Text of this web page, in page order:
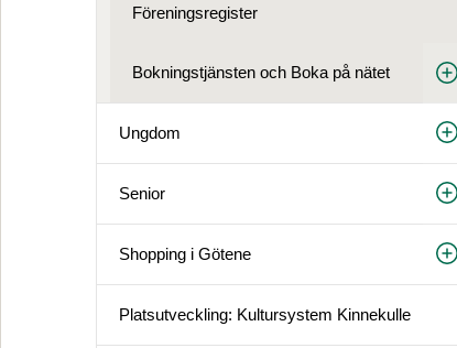
Föreningsregister
Bokningstjänsten och Boka på nätet
Ungdom
Senior
Shopping i Götene
Platsutveckling: Kultursystem Kinnekulle